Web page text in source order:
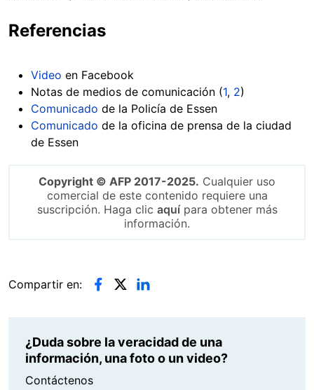
Referencias
Video en Facebook
Notas de medios de comunicación (1, 2)
Comunicado de la Policía de Essen
Comunicado de la oficina de prensa de la ciudad
de Essen
Copyright © AFP 2017-2025. Cualquier uso
comercial de este contenido requiere una
suscripción. Haga clic aquípara obtener más
información.
Compartir en:
¿Duda sobre la veracidad de una
información, una foto o un video?
Contáctenos